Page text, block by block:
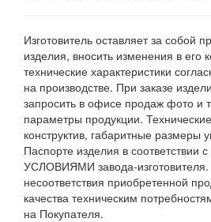
Изготовитель оставляет за собой
изделия, вносить изменения в его
технические характеристики
на производстве. При заказе
запросить в офисе продаж фото и
параметры продукции.
конструктив, габаритные размеры
Паспорте изделия в
УСЛОВИЯМИ завода-изготовителя.
несоответствия приобретенной
качества техническим
на Покупателя.